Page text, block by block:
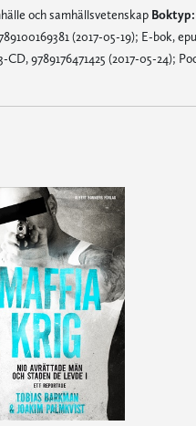
och samhällsvetenskap Boktyp:
(2017-05-19); E-bok,
9789176471425 (2017-05-24);